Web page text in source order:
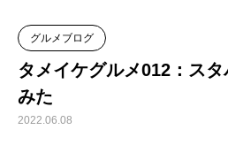
グルメブログ
タメイケグルメ012：ス
みた
2022.06.08